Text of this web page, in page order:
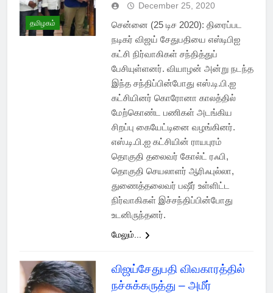
தமிழகம்
December 25, 2020
சென்னை (25 டிச 2020): திரைப்பட
நடிகர் விஜய் சேதுபதியை எஸ்டிபிஐ
கட்சி நிர்வாகிகள் சந்தித்துப்
பேசியுள்ளனர். வியாழன் அன்று நடந்த
இந்த சந்திப்பின்போது எஸ்.டி.பி.ஐ
கட்சியினர் கொரோனா காலத்தில்
மேற்கொண்ட பணிகள் அடங்கிய
சிறப்பு கையேட்டினை வழங்கினர்.
எஸ்.டி.பி.ஐ கட்சியின் ராயபுரம்
தொகுதி தலைவர் கோல்ட் ரஃபி,
தொகுதி செயலாளர் ஆரிஃபுல்லா,
துணைத்தலைவர் பஷீர் உள்ளிட்ட
நிர்வாகிகள் இச்சந்திப்பின்போது
உடனிருந்தனர்.
மேலும்...
விஜய்சேதுபதி விவகாரத்தில்
நச்சுக்கருத்து – அமீர்